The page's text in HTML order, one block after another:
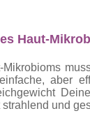
Haut-
aber
und